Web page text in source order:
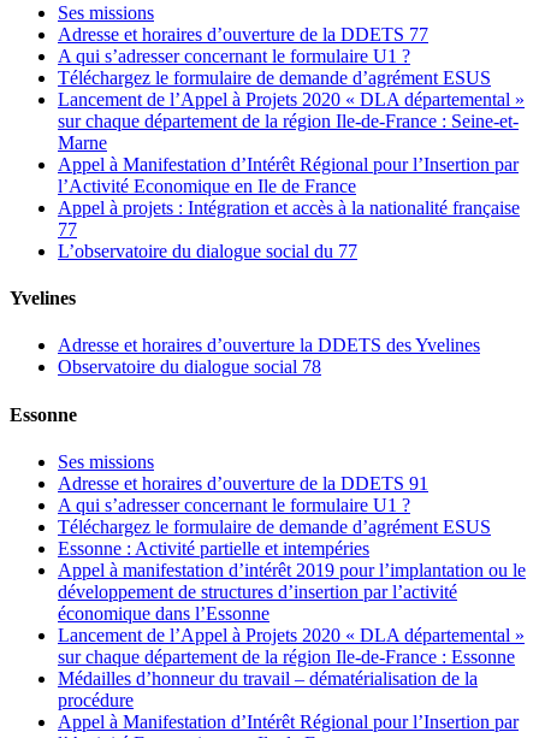
Ses missions
Adresse et horaires d’ouverture de la DDETS 77
A qui s’adresser concernant le formulaire U1 ?
Téléchargez le formulaire de demande d’agrément ESUS
Lancement de l’Appel à Projets 2020 « DLA départemental »
sur chaque département de la région Ile-de-France : Seine-et-
Marne
Appel à Manifestation d’Intérêt Régional pour l’Insertion par
l’Activité Economique en Ile de France
Appel à projets : Intégration et accès à la nationalité française
77
L’observatoire du dialogue social du 77
Yvelines
Adresse et horaires d’ouverture la DDETS des Yvelines
Observatoire du dialogue social 78
Essonne
Ses missions
Adresse et horaires d’ouverture de la DDETS 91
A qui s’adresser concernant le formulaire U1 ?
Téléchargez le formulaire de demande d’agrément ESUS
Essonne : Activité partielle et intempéries
Appel à manifestation d’intérêt 2019 pour l’implantation ou le
développement de structures d’insertion par l’activité
économique dans l’Essonne
Lancement de l’Appel à Projets 2020 « DLA départemental »
sur chaque département de la région Ile-de-France : Essonne
Médailles d’honneur du travail – dématérialisation de la
procédure
Appel à Manifestation d’Intérêt Régional pour l’Insertion par